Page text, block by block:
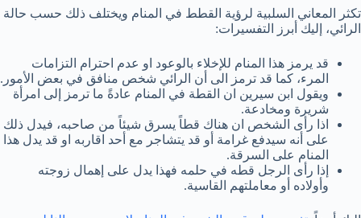
تكثر المعاني السلبية لرؤية القطط في المنام ويختلف ذلك حسب حالة
الرائي، إليك أبرز التفسيرات:
قد يرمز هذا المنام للإخلاء بالوعود او عدم احترام التزامات
المرء، كما قد ترمز الى أن الرائي شخص منافق في بعض الأمور.
ويقول ابن سيرين ان القطة في المنام عادةً ما ترمز إلى امرأة
شريرة ومخادعة.
اذا رأى الشخص ان هناك قطاً يسرق شيئاً من صاحبه، فيدل ذلك
على أنه سيدفع غرامة أو قد يتشاجر مع أحد اقاربه او قد يدل هذا
المنام على السرقة.
إذا رأى الرجل قطه في حلمه فهذا يدل على إهمال زوجته
وأولاده أو معاملتهم القاسية.